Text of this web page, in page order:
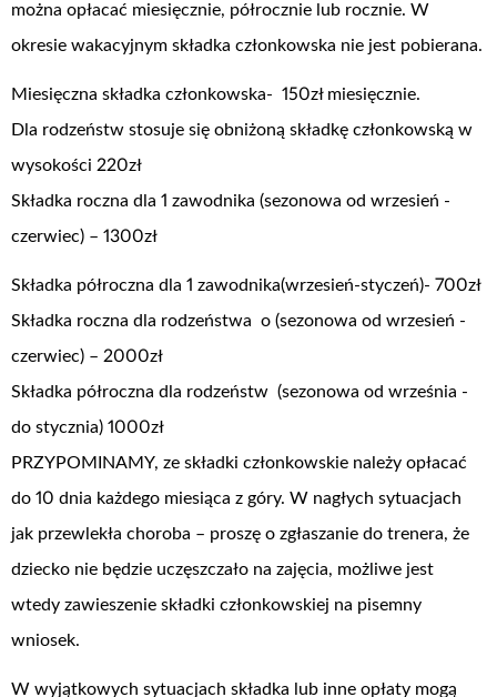
można opłacać miesięcznie, półrocznie lub rocznie. W
okresie wakacyjnym składka członkowska nie jest pobierana.
Miesięczna składka członkowska- 150zł miesięcznie.
Dla rodzeństw stosuje się obniżoną składkę członkowską w
wysokości 220zł
Składka roczna dla 1 zawodnika (sezonowa od wrzesień -
czerwiec) – 1300zł
Składka półroczna dla 1 zawodnika(wrzesień-styczeń)- 700zł
Składka roczna dla rodzeństwa o (sezonowa od wrzesień -
czerwiec) – 2000zł
Składka półroczna dla rodzeństw (sezonowa od września -
do stycznia) 1000zł
PRZYPOMINAMY, ze składki członkowskie należy opłacać
do 10 dnia każdego miesiąca z góry. W nagłych sytuacjach
jak przewlekła choroba – proszę o zgłaszanie do trenera, że
dziecko nie będzie uczęszczało na zajęcia, możliwe jest
wtedy zawieszenie składki członkowskiej na pisemny
wniosek.
W wyjątkowych sytuacjach składka lub inne opłaty mogą